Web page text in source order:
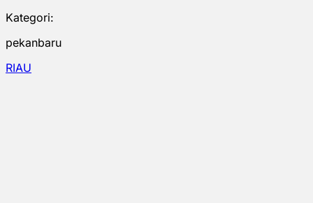
Kategori:
pekanbaru
RIAU